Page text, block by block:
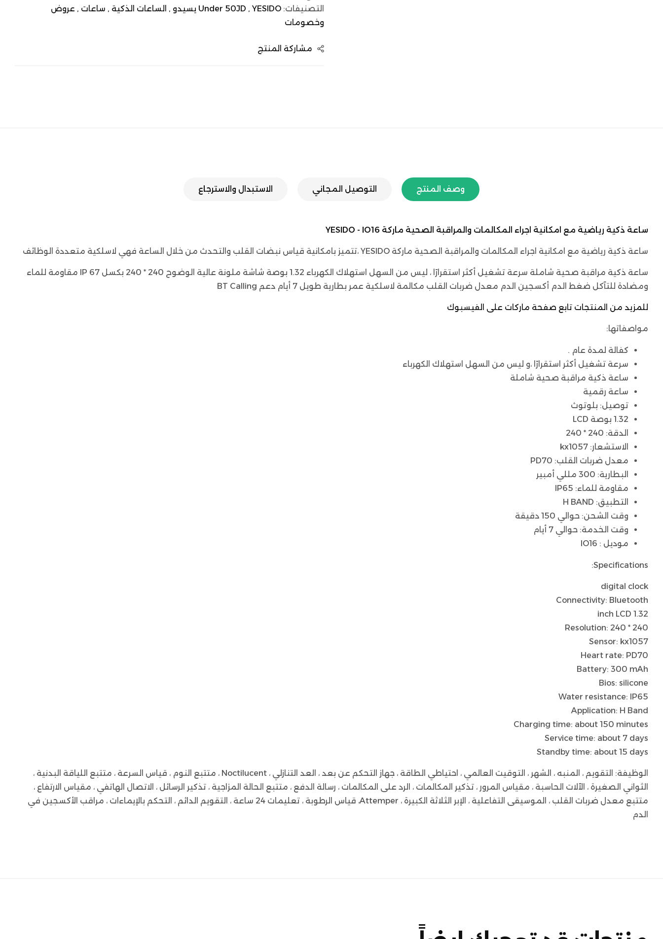
التصنيفات:
Under 50JD , YESIDO يسيدو , الساعات الذكية , ساعات , عروض
وخصومات
مشاركة المنتج
وصف المنتج التوصيل المجاني الاستبدال والاسترجاع
ساعة ذكية رياضية مع امكانية اجراء المكالمات والمراقبة الصحية ماركة YESIDO - IO16
ساعة ذكية رياضية مع امكانية اجراء المكالمات والمراقبة الصحية ماركة YESIDO ،تتميز بامكانية قياس نبضات القلب والتحدث من خلال الساعة فهي لاسلكية متعددة الوظائف
ساعة ذكية مراقبة صحية شاملة سرعة تشغيل أكثر استقرارًا ، ليس من السهل استهلاك الكهرباء 1.32 بوصة شاشة ملونة عالية الوضوح 240 * 240 بكسل IP 67 مقاومة للماء
ومضادة للتآكل ضغط الدم أكسجين الدم معدل ضربات القلب مكالمة لاسلكية عمر بطارية طويل 7 أيام دعم BT Calling
للمزيد من المنتجات تابع صفحة ماركات على الفيسبوك
مواصفاتها:
كفالة لمدة عام .
سرعة تشغيل أكثر استقرارًا ،و ليس من السهل استهلاك الكهرباء
ساعة ذكية مراقبة صحية شاملة
ساعة رقمية
توصيل: بلوتوث
1.32 بوصة LCD
الدقة: 240 * 240
الاستشعار: kx1057
معدل ضربات القلب: PD70
البطارية: 300 مللي أمبير
مقاومة للماء: IP65
التطبيق: H BAND
وقت الشحن: حوالي 150 دقيقة
وقت الخدمة: حوالي 7 أيام
موديل : IO16
Specifications:
digital clock
Connectivity: Bluetooth
1.32 inch LCD
Resolution: 240 * 240
Sensor: kx1057
Heart rate: PD70
Battery: 300 mAh
Bios: silicone
Water resistance: IP65
Application: H Band
Charging time: about 150 minutes
Service time: about 7 days
Standby time: about 15 days
الوظيفة: التقويم ، المنبه ، الشهر ، التوقيت العالمي ، احتياطي الطاقة ، جهاز التحكم عن بعد ، العد التنازلي ، Noctilucent ، متتبع النوم ، قياس السرعة ، متتبع اللياقة البدنية ،
الثواني الصغيرة ، الآلات الحاسبة ، مقياس المرور ، تذكير المكالمات ، الرد على المكالمات ، رسالة الدفع ، متتبع الحالة المزاجية ، تذكير الرسائل ، الاتصال الهاتفي ، مقياس الارتفاع ،
متتبع معدل ضربات القلب ، الموسيقى التفاعلية ، الإبر الثلاثة الكبيرة ، Attemper، قياس الرطوبة ، تعليمات 24 ساعة ، التقويم الدائم ، التحكم بالإيماءات ، مراقب الأكسجين في
الدم